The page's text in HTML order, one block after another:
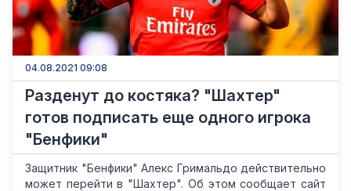
04.08.2021 09:08
Разденут до костяка? "Шахтер"
готов подписать еще одного игрока
"Бенфики"
Защитник "Бенфики" Алекс Гримальдо действительно
может перейти в "Шахтер". Об этом сообщает сайт